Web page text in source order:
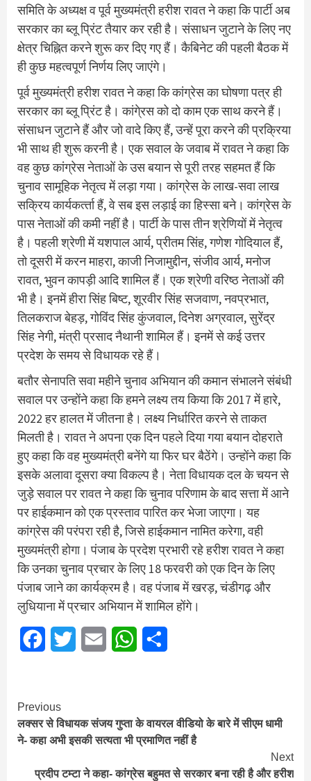
समिति के अध्यक्ष व पूर्व मुख्यमंत्री हरीश रावत ने कहा कि पार्टी अब
सरकार का ब्लू प्रिंट तैयार कर रही है। संसाधन जुटाने के लिए नए
क्षेत्र चिह्नित करने शुरू कर दिए गए हैं। कैबिनेट की पहली बैठक में
ही कुछ महत्वपूर्ण निर्णय लिए जाएंगे।
पूर्व मुख्यमंत्री हरीश रावत ने कहा कि कांग्रेस का घोषणा पत्र ही
सरकार का ब्लू प्रिंट है। कांगे्रस को दो काम एक साथ करने हैं।
संसाधन जुटाने हैं और जो वादे किए हैं, उन्हें पूरा करने की प्रक्रिया
भी साथ ही शुरू करनी है। एक सवाल के जवाब में रावत ने कहा कि
वह कुछ कांग्रेस नेताओं के उस बयान से पूरी तरह सहमत हैं कि
चुनाव सामूहिक नेतृत्व में लड़ा गया। कांग्रेस के लाख-सवा लाख
सक्रिय कार्यकर्त्‍ता हैं, वे सब इस लड़ाई का हिस्सा बने। कांग्रेस के
पास नेताओं की कमी नहीं है। पार्टी के पास तीन श्रेणियों में नेतृत्व
है। पहली श्रेणी में यशपाल आर्य, प्रीतम सिंह, गणेश गोदियाल हैं,
तो दूसरी में करन माहरा, काजी निजामुद्दीन, संजीव आर्य, मनोज
रावत, भुवन कापड़ी आदि शामिल हैं। एक श्रेणी वरिष्ठ नेताओं की
भी है। इनमें हीरा सिंह बिष्ट, शूरवीर सिंह सजवाण, नवप्रभात,
तिलकराज बेहड़, गोविंद सिंह कुंजवाल, दिनेश अग्रवाल, सुरेंद्र
सिंह नेगी, मंत्री प्रसाद नैथानी शामिल हैं। इनमें से कई उत्तर
प्रदेश के समय से विधायक रहे हैं।
बतौर सेनापति सवा महीने चुनाव अभियान की कमान संभालने संबंधी
सवाल पर उन्होंने कहा कि हमने लक्ष्य तय किया कि 2017 में हारे,
2022 हर हालत में जीतना है। लक्ष्य निर्धारित करने से ताकत
मिलती है। रावत ने अपना एक दिन पहले दिया गया बयान दोहराते
हुए कहा कि वह मुख्यमंत्री बनेंगे या फिर घर बैठेंगे। उन्होंने कहा कि
इसके अलावा दूसरा क्या विकल्प है। नेता विधायक दल के चयन से
जुड़े सवाल पर रावत ने कहा कि चुनाव परिणाम के बाद सत्ता में आने
पर हाईकमान को एक प्रस्ताव पारित कर भेजा जाएगा। यह
कांग्रेस की परंपरा रही है, जिसे हाईकमान नामित करेगा, वही
मुख्यमंत्री होगा। पंजाब के प्रदेश प्रभारी रहे हरीश रावत ने कहा
कि उनका चुनाव प्रचार के लिए 18 फरवरी को एक दिन के लिए
पंजाब जाने का कार्यक्रम है। वह पंजाब में खरड़, चंडीगढ़ और
लुधियाना में प्रचार अभियान में शामिल होंगे।
FacebookTwitter Email WhatsApp
Continue
Reading
Previous
लक्सर से विधायक संजय गुप्ता के वायरल वीडियो के बारे में सीएम धामी
ने- कहा अभी इसकी सत्यता भी प्रमाणित नहीं है
Next
प्रदीप टम्टा ने कहा- कांग्रेस बहुमत से सरकार बना रही है और हरीश